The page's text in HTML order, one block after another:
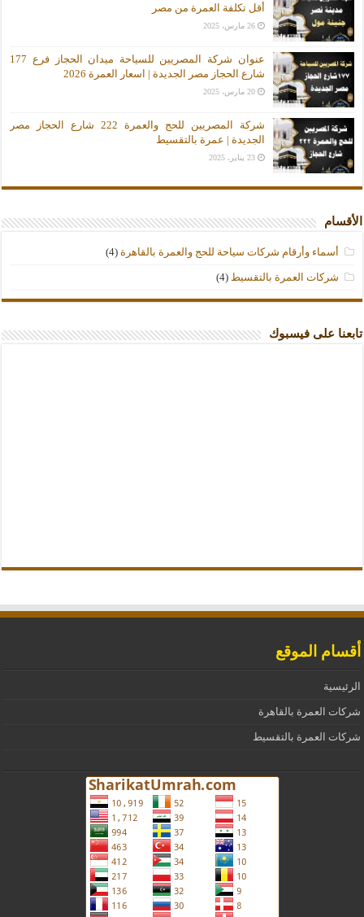
أقل تكلفة العمرة من مصر
26 مارس، 2025
عنوان شركة المصريين للسياحة ميدان الحجاز فرع 177
شارع الحجاز مصر الجديدة | اسعار العمرة 2026
20 مارس، 2025
شركة المصريين للحج والعمرة 222 شارع الحجاز مصر
الجديدة | عمرة بالتقسيط
23 يناير، 2025
الأقسام
أسماء وأرقام شركات سياحة للحج والعمرة بالقاهرة (4)
شركات العمرة بالتقسيط (4)
تابعنا على فيسبوك
أقسام الموقع
الرئيسية
شركات العمرة بالقاهرة
شركات العمرة بالتقسيط